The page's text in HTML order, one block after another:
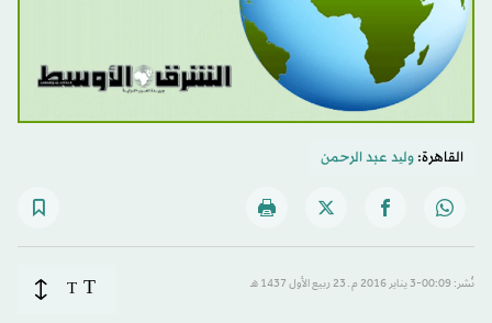
القاهرة:ولید عبد الرحمن
نُشر: 00:09-3 يناير 2016 م ـ 23 ربيع الأول 1437 هـ T
T